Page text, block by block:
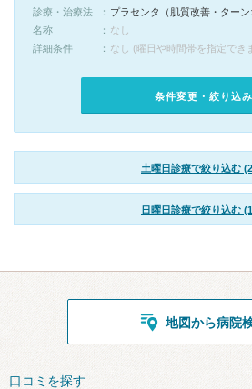
診療・治療法
プラセンタ（肌質改善・ターン
名称
なし
詳細条件
なし (曜日や時間帯を指定でき
条件変更・絞り込み
土曜日診療で絞り込む
日曜日診療で絞り込む
地図から病院
口コミを探す